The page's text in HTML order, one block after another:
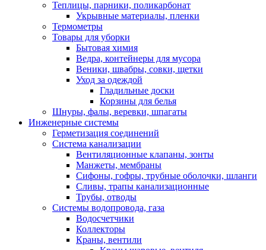
Теплицы, парники, поликарбонат
Укрывные материалы, пленки
Термометры
Товары для уборки
Бытовая химия
Ведра, контейнеры для мусора
Веники, швабры, совки, щетки
Уход за одеждой
Гладильные доски
Корзины для белья
Шнуры, фалы, веревки, шпагаты
Инженерные системы
Герметизация соединений
Система канализации
Вентиляционные клапаны, зонты
Манжеты, мембраны
Сифоны, гофры, трубные оболочки, шланги
Сливы, трапы канализационные
Трубы, отводы
Системы водопровода, газа
Водосчетчики
Коллекторы
Краны, вентили